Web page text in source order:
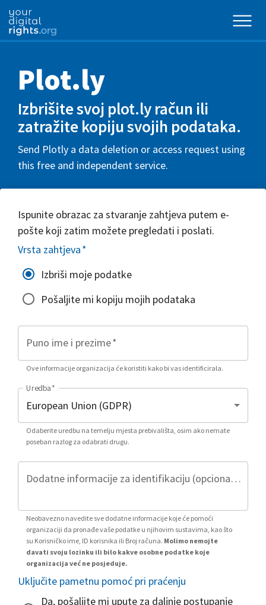
Plot.ly
Izbrišite svoj plot.ly račun ili
zatražite kopiju svojih podataka.
Send Plotly a data deletion or access request using
this free and independent service.
Ispunite obrazac za stvaranje zahtjeva putem e-
pošte koji zatim možete pregledati i poslati.
Vrsta zahtjeva*
Izbriši moje podatke
Pošaljite mi kopiju mojih podataka
Puno ime i prezime*
Ove informacije organizacija će koristiti kako bi vas identificirala.
Uredba*
Odaberite uredbu na temelju mjesta prebivališta, osim ako nemate
poseban razlog za odabrati drugu.
Dodatne informacije za identifikaciju (opcionalno)
Neobavezno navedite sve dodatne informacije koje će pomoći
organizaciji da pronađe vaše podatke u njihovim sustavima, kao što
su Korisničko ime, ID korisnika ili Broj računa. Molimo nemojte
davati svoju lozinku ili bilo kakve osobne podatke koje
organizacija već ne posjeduje.
Uključite pametnu pomoć pri praćenju
Da, pošaljite mi upute za daljnje postupanje